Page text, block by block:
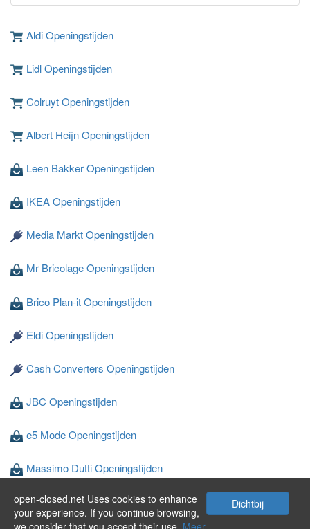
Dichtbij
open-closed.net Uses cookies to enhance
your experience. If you continue browsing,
we consider that you accept their use. Meer
Aldi Openingstijden
Lidl Openingstijden
Colruyt Openingstijden
Albert Heijn Openingstijden
Leen Bakker Openingstijden
IKEA Openingstijden
Media Markt Openingstijden
Mr Bricolage Openingstijden
Brico Plan-it Openingstijden
Eldi Openingstijden
Cash Converters Openingstijden
JBC Openingstijden
e5 Mode Openingstijden
Massimo Dutti Openingstijden
Wibra Openingstijden